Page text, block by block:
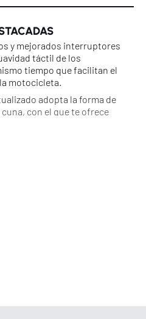
y mejorados interruptores
táctil de los
tiempo que facilitan el
motocicleta.
adopta la forma de
con el que te ofrece
mantener la estabilidad